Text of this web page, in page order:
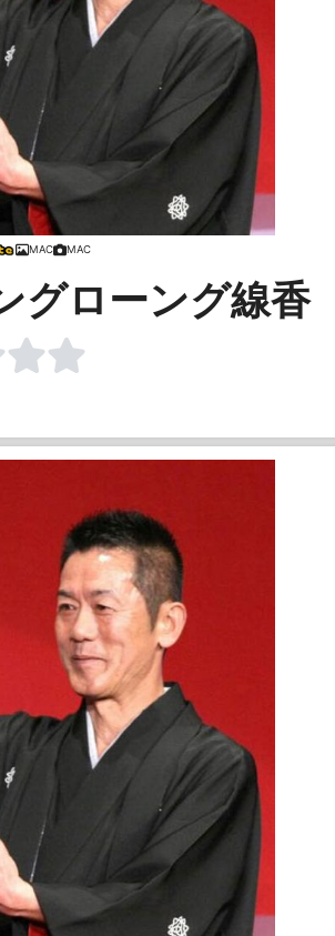
MAC MAC
グローング線香